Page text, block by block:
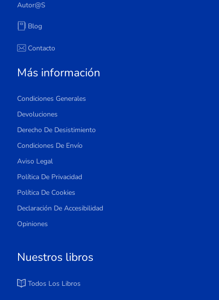
Autor@s
Blog
Contacto
Más información
Condiciones Generales
Devoluciones
Derecho De Desistimiento
Condiciones De Envío
Aviso Legal
Política De Privacidad
Política De Cookies
Declaración De Accesibilidad
Opiniones
Nuestros libros
Todos Los Libros